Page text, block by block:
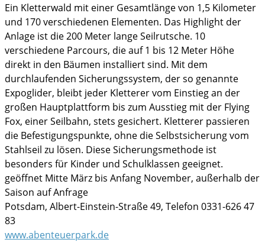
Ein Kletterwald mit einer Gesamtlänge von 1,5 Kilometer
und 170 verschiedenen Elementen. Das Highlight der
Anlage ist die 200 Meter lange Seilrutsche. 10
verschiedene Parcours, die auf 1 bis 12 Meter Höhe
direkt in den Bäumen installiert sind. Mit dem
durchlaufenden Sicherungssystem, der so genannte
Expoglider, bleibt jeder Kletterer vom Einstieg an der
großen Hauptplattform bis zum Ausstieg mit der Flying
Fox, einer Seilbahn, stets gesichert. Kletterer passieren
die Befestigungspunkte, ohne die Selbstsicherung vom
Stahlseil zu lösen. Diese Sicherungsmethode ist
besonders für Kinder und Schulklassen geeignet.
geöffnet Mitte März bis Anfang November, außerhalb der
Saison auf Anfrage
Potsdam, Albert-Einstein-Straße 49, Telefon 0331-626 47
83
www.abenteuerpark.de